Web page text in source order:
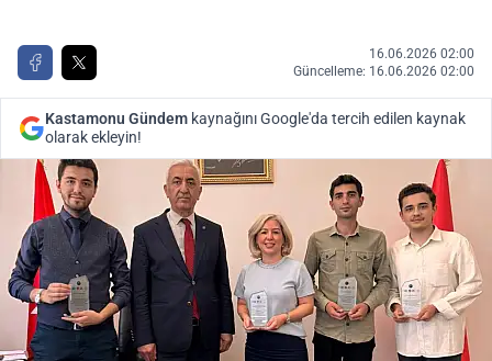
16.06.2026 02:00
Güncelleme: 16.06.2026 02:00
Kastamonu Gündem kaynağını Google'da tercih edilen kaynak
olarak ekleyin!